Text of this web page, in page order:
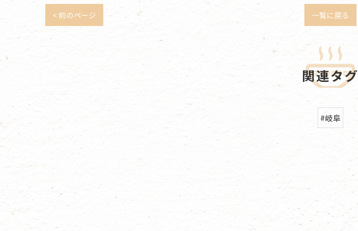
< 前のページ 一覧に戻る
関連タグ
#岐阜